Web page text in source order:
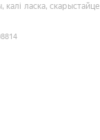
калі ласка, скарыстайце